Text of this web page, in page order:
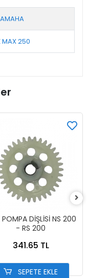
MAX 250
DİŞLİSİ NS 200
- RS 200
341.65 TL
SEPETE EKLE